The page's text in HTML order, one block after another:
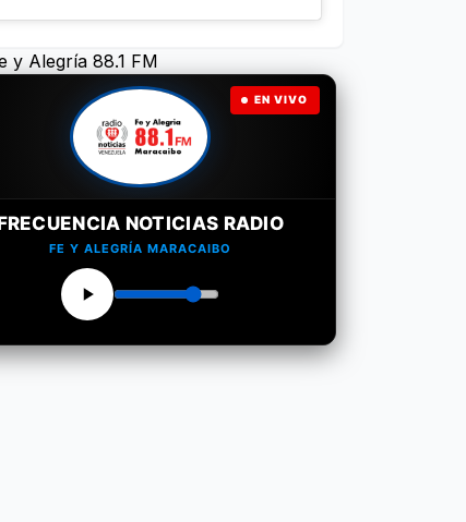
y Alegría 88.1 FM
EN VIVO
NOTICIAS RADIO
FE Y ALEGRÍA MARACAIBO